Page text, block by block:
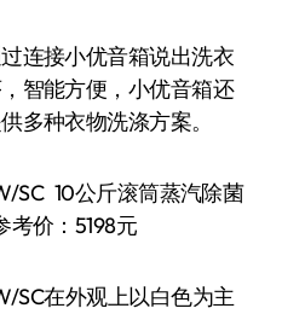
接小优音箱说出洗衣
智能方便，小优音箱还
多种衣物洗涤方案。
10公斤滚筒蒸汽除菌
价：5198元
在外观上以白色为主